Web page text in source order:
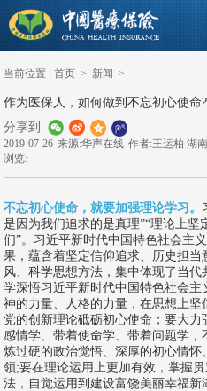
当前位置 : 首页 > 新闻 >
作为医保人，如何做到不忘初心使命?
分享到
2019-07-26 来源:华声在线 作者:王运柏 湖
浏览:
不忘初心使命，就要加强理论学习。
是因为我们追求的是真理”“理论上
们”。习近平新时代中国特色社会主
果，蕴含着坚定信仰追求、历史担
风、科学思想方法，集中体现了当
学深悟习近平新时代中国特色社会
神的力量、人格的力量，在思想上
党的创新理论砥砺初心使命；要大
感情学、带着使命学、带着问题学
炼过硬的政治觉悟、深厚的初心情
领;要在理论运用上更加有效，掌握
法，自觉运用到建设富饶美丽幸福